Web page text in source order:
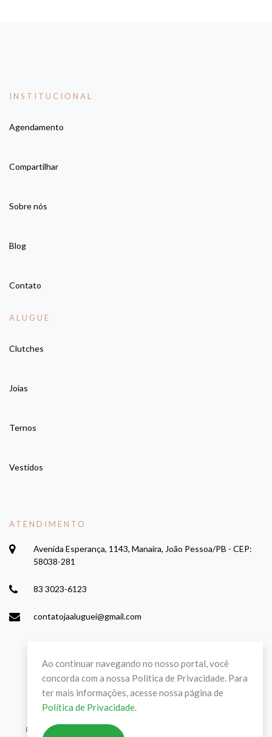
INSTITUCIONAL
Agendamento
Compartilhar
Sobre nós
Blog
Contato
ALUGUE
Clutches
Joias
Ternos
Vestidos
ATENDIMENTO
Avenida Esperança, 1143, Manaíra, João Pessoa/PB - CEP:
58038-281
83 3023-6123
contatojaaluguei@gmail.com
Copyright © 2022-2026 Já Aluguei. Todos os direitos
Ao continuar navegando no nosso portal, você
concorda com a nossa Política de Privacidade. Para
ter mais informações, acesse nossa página de
Política de Privacidade.